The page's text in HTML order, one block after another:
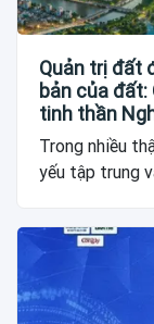
Quản trị đất
bản của
tinh thần
Trong nhiều
yếu tập trung